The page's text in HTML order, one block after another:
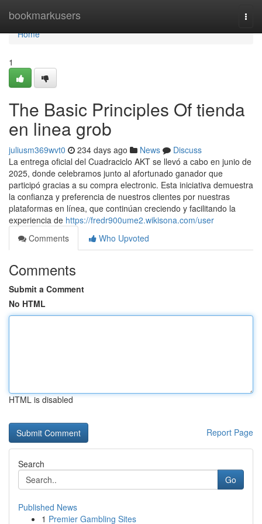
bookmarkusers
Home
Home
1
The Basic Principles Of tienda
en linea grob
juliusm369wvt0 234 days ago News
Discuss
La entrega oficial del Cuadraciclo AKT se llevó a cabo en junio de
2025, donde celebramos junto al afortunado ganador que
participó gracias a su compra electronic. Esta iniciativa demuestra
la confianza y preferencia de nuestros clientes por nuestras
plataformas en línea, que continúan creciendo y facilitando la
experiencia de https://fredr900ume2.wikisona.com/user
Comments
Who Upvoted
Comments
Submit a Comment
No HTML
HTML is disabled
Report Page
Search
Go
Published News
1 Premier Gambling Sites